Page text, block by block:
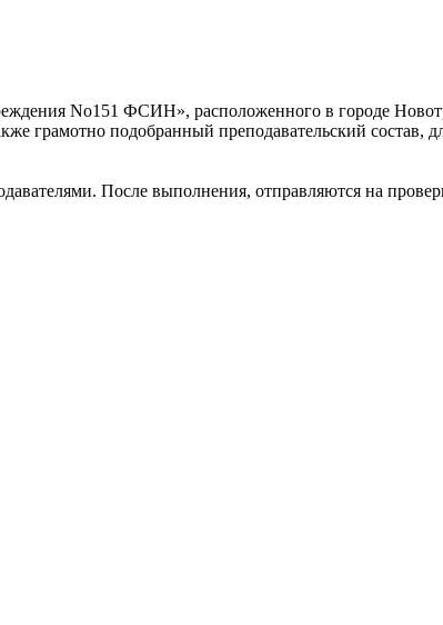
No151 ФСИН», расположенного в городе
грамотно подобранный преподавательский состав,
После выполнения, отправляются на